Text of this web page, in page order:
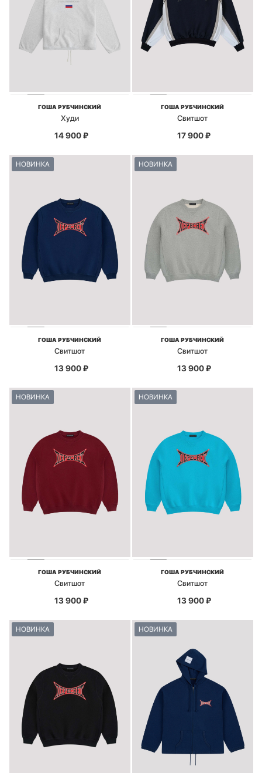
ГОША РУБЧИНСКИЙ
Худи
14 900₽
ГОША РУБЧИНСКИЙ
Свитшот
17 900₽
НОВИНКА
ГОША РУБЧИНСКИЙ
Свитшот
13 900₽
НОВИНКА
ГОША РУБЧИНСКИЙ
Свитшот
13 900₽
НОВИНКА
ГОША РУБЧИНСКИЙ
Свитшот
13 900₽
НОВИНКА
ГОША РУБЧИНСКИЙ
Свитшот
13 900₽
НОВИНКА НОВИНКА